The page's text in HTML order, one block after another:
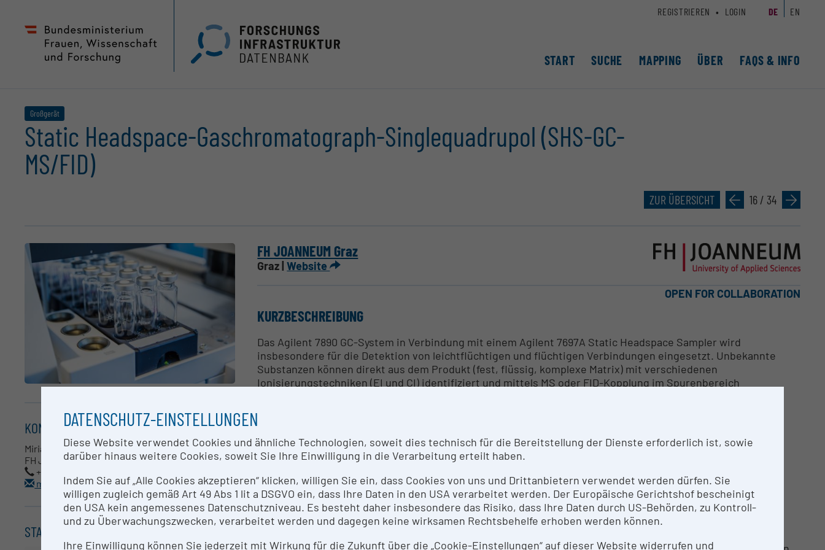
Seiteninhalt
Accesskey
Hauptnavigation
Accesskey
START SUCHE MAPPING ÜBER FAQS & INFO
REGISTRIEREN LOGIN DE EN
Großgerät
Static Headspace-Gaschromatograph-Singlequadrupol (SHS-GC-
MS/FID)
ZUR ÜBERSICHT » 16 / 34 »
FH JOANNEUM Graz
Graz |Website
OPEN FOR COLLABORATION
KURZBESCHREIBUNG
Das Agilent 7890 GC-System in Verbindung mit einem Agilent 7697A Static Headspace Sampler wird
insbesondere für die Detektion von leichtflüchtigen und flüchtigen Verbindungen eingesetzt. Unbekannte
Substanzen können direkt aus dem Produkt (fest, flüssig, komplexe Matrix) mit verschiedenen
Ionisierungstechniken (EI und CI) identifiziert und mittels MS oder FID-Kopplung im Spurenbereich
Miriam Ressler
RESEARCH SERVICES
Kerngebiete sind die analytische Methodenentwicklung zur prozessbegleitenden Optimierung in der
KONTAKT
Miriam Ressler
FH JOANNEUM, Biomedizinische Analytik
+43 (0)316 5453-6677
miriam.ressler@fh-joanneum.at
STANDORT
DATENSCHUTZ-EINSTELLUNGEN
Diese Website verwendet Cookies und ähnliche Technologien, soweit dies technisch für die Bereitstellung der Dienste erforderlich ist, sowie
darüber hinaus weitere Cookies, soweit Sie Ihre Einwilligung in die Verarbeitung erteilt haben.
Indem Sie auf „Alle Cookies akzeptieren“ klicken, willigen Sie ein, dass Cookies von uns und Drittanbietern verwendet werden dürfen. Sie
willigen zugleich gemäß Art 49 Abs 1 lit a DSGVO ein, dass Ihre Daten in den USA verarbeitet werden. Der Europäische Gerichtshof bescheinigt
den USA kein angemessenes Datenschutzniveau. Es besteht daher insbesondere das Risiko, dass Ihre Daten durch US-Behörden, zu Kontroll-
und zu Überwachungszwecken, verarbeitet werden und dagegen keine wirksamen Rechtsbehelfe erhoben werden können.
Ihre Einwilligung können Sie jederzeit mit Wirkung für die Zukunft über die „Cookie-Einstellungen“ auf dieser Website widerrufen und